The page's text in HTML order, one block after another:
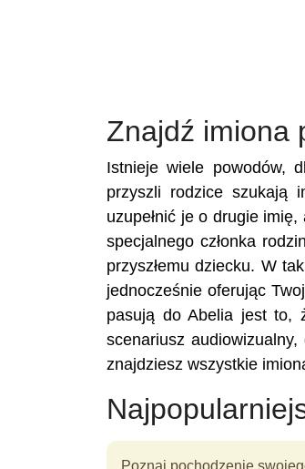
Znajdź imiona
Istnieje wiele powodów,
przyszli rodzice szukają
uzupełnić je o drugie
specjalnego członka
przyszłemu dziecku. W
jednocześnie oferując
pasują do Abelia jest to,
scenariusz
znajdziesz wszystkie
Poznaj pochodzenie